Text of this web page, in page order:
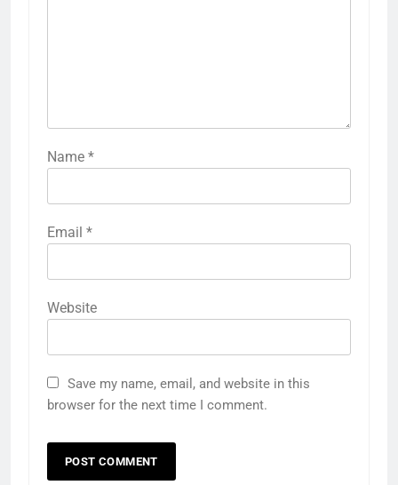
Name *
Email *
Website
Save my name, email, and website in this
browser for the next time I comment.